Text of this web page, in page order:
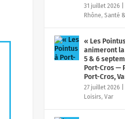
31 juillet 2026
Rhône,Santé
« Les
animeront
5 & 6
Port-Cros —
Port-Cros,
27 juillet 2026
Loisirs,Var